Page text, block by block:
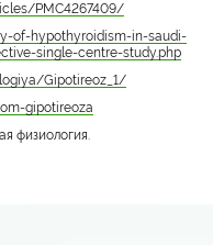
PMC4267409/
of-hypothyroidism-in-saudi-
single-centre-study.php
Gipotireoz_1/
gipotireoza
физиология.